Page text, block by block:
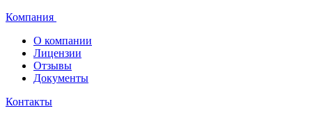
Компания
О компании
Лицензии
Отзывы
Документы
Контакты